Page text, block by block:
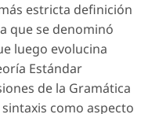
estricta definición
que se denominó
luego evolucina
Estándar
de la Gramática
como aspecto